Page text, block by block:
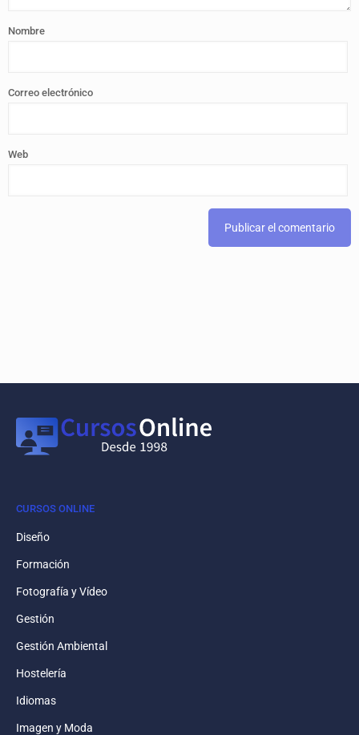
Nombre
Correo electrónico
Web
CURSOS ONLINE
Diseño
Formación
Fotografía y Vídeo
Gestión
Gestión Ambiental
Hostelería
Idiomas
Imagen y Moda